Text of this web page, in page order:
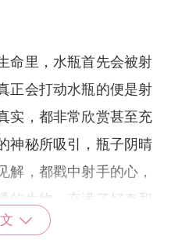
里，水瓶首先会被射
正会打动水瓶的便是射
实，都非常欣赏甚至充
神秘所吸引，瓶子阴晴
解，都戳中射手的心，
的生物，充满了好奇和